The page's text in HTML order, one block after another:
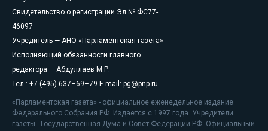
Свидетельство о регистрации Эл № ФС77-
46097
Учредитель — АНО «Парламентская газета»
Исполняющий обязанности главного
редактора — Абдуллаев М.Р.
Тел.: +7 (495) 637–69–79 E-mail: pg@pnp.ru
«Парламентская газета» - официальное еженедельное издание
Федерального Собрания РФ. Издается с 1997 года. Учредители
газеты - Государственная Дума и Совет Федерации РФ. Официальный